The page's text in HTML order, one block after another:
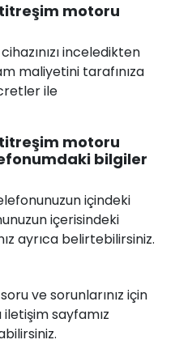
motoru
inceledikten
maliyetini tarafınıza
ile
motoru
bilgiler
içindeki
içerisindeki
ayrıca belirtebilirsiniz.
ve sorunlarınız için
sayfamız